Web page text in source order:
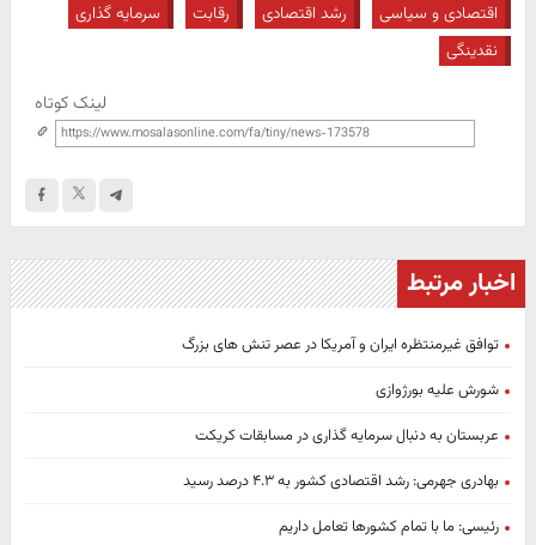
اقتصادی و سیاسی رشد اقتصادی رقابت
سرمایه گذاری
نقدینگی
لینک کوتاه
اخبار مرتبط
توافق غیرمنتظره ایران و آمریکا در عصر تنش های بزرگ
شورش علیه بورژوازی
عربستان به دنبال سرمایه گذاری در مسابقات کریکت
بهادری جهرمی: رشد اقتصادی کشور به ۴.۳ درصد رسید
رئیسی: ما با تمام کشورها تعامل داریم